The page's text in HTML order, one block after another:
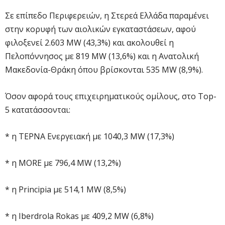
Σε επίπεδο Περιφερειών, η Στερεά Ελλάδα παραμένει
στην κορυφή των αιολικών εγκαταστάσεων, αφού
φιλοξενεί 2.603 MW (43,3%) και ακολουθεί η
Πελοπόννησος με 819 ΜW (13,6%) και η Ανατολική
Μακεδονία-Θράκη όπου βρίσκονται 535 MW (8,9%).
Όσον αφορά τους επιχειρηματικούς ομίλους, στο Top-
5 κατατάσσονται:
* η ΤΕΡΝΑ Ενεργειακή με 1040,3 MW (17,3%)
* η ΜORE με 796,4 MW (13,2%)
* η Principia με 514,1 MW (8,5%)
* η Iberdrola Rokas με 409,2 MW (6,8%)